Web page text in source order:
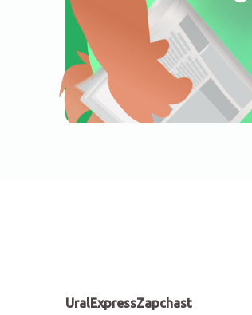
UralExpressZapchast